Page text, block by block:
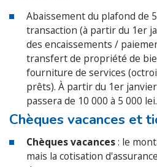
Abaissement du plafond de
transaction (à partir du 1er
des encaissements /
transfert de propriété de
fourniture de services
prêts). À partir du 1er
passera de 10 000 à 5 000 lei.
Chèques vacances et
Chèques vacances: le
mais la cotisation